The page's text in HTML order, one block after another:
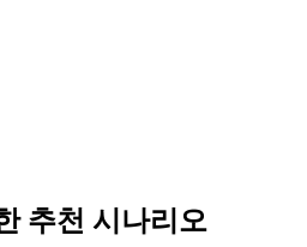
추천 시나리오